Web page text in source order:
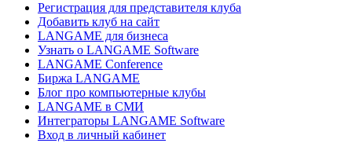
Регистрация для представителя клуба
Добавить клуб на сайт
LANGAME для бизнеса
Узнать о LANGAME Software
LANGAME Conference
Биржа LANGAME
Блог про компьютерные клубы
LANGAME в СМИ
Интеграторы LANGAME Software
Вход в личный кабинет